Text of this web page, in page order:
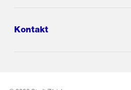
Kontakt